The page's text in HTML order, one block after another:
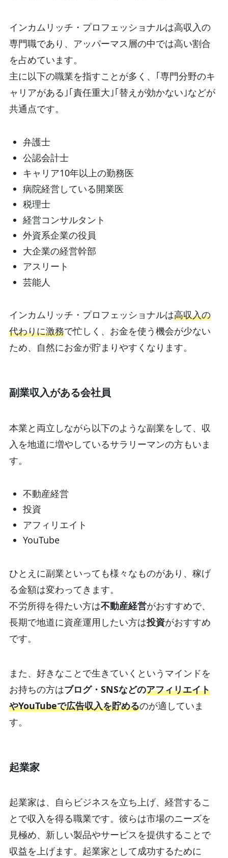
インカムリッチ・プロフェッショナルは高収入の
専門職であり、アッパーマス層の中では高い割合
を占めています。
主に以下の職業を指すことが多く、｢専門分野のキ
ャリアがある｣｢責任重大｣｢替えが効かない｣などが
共通点です。
弁護士
公認会計士
キャリア10年以上の勤務医
病院経営している開業医
税理士
経営コンサルタント
外資系企業の役員
大企業の経営幹部
アスリート
芸能人
インカムリッチ・プロフェッショナルは高収入の
代わりに激務で忙しく、お金を使う機会が少ない
ため、自然にお金が貯まりやすくなります。
副業収入がある会社員
本業と両立しながら以下のような副業をして、収
入を地道に増やしているサラリーマンの方もいま
す。
不動産経営
投資
アフィリエイト
YouTube
ひとえに副業といっても様々なものがあり、稼げ
る金額は変わってきます。
不労所得を得たい方は不動産経営がおすすめで、
長期で地道に資産運用したい方は投資がおすすめ
です。
また、好きなことで生きていくというマインドを
お持ちの方はブログ・SNSなどのアフィリエイト
やYouTubeで広告収入を貯めるのが適していま
す。
起業家
起業家は、自らビジネスを立ち上げ、経営するこ
とで収入を得る職業です。彼らは市場のニーズを
見極め、新しい製品やサービスを提供することで
収益を上げます。起業家として成功するために